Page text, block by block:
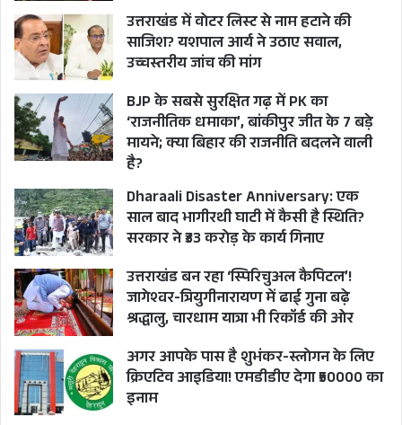
उत्तराखंड में वोटर लिस्ट से नाम हटाने की
साजिश? यशपाल आर्य ने उठाए सवाल,
उच्चस्तरीय जांच की मांग
BJP के सबसे सुरक्षित गढ़ में PK का
‘राजनीतिक धमाका’, बांकीपुर जीत के 7 बड़े
मायने; क्या बिहार की राजनीति बदलने वाली
है?
Dharaali Disaster Anniversary: एक
साल बाद भागीरथी घाटी में कैसी है स्थिति?
सरकार ने ₹33 करोड़ के कार्य गिनाए
उत्तराखंड बन रहा ‘स्पिरिचुअल कैपिटल’!
जागेश्वर-त्रियुगीनारायण में ढाई गुना बढ़े
श्रद्धालु, चारधाम यात्रा भी रिकॉर्ड की ओर
अगर आपके पास है शुभंकर-स्लोगन के लिए
क्रिएटिव आइडिया! एमडीडीए देगा ₹50000 का
इनाम